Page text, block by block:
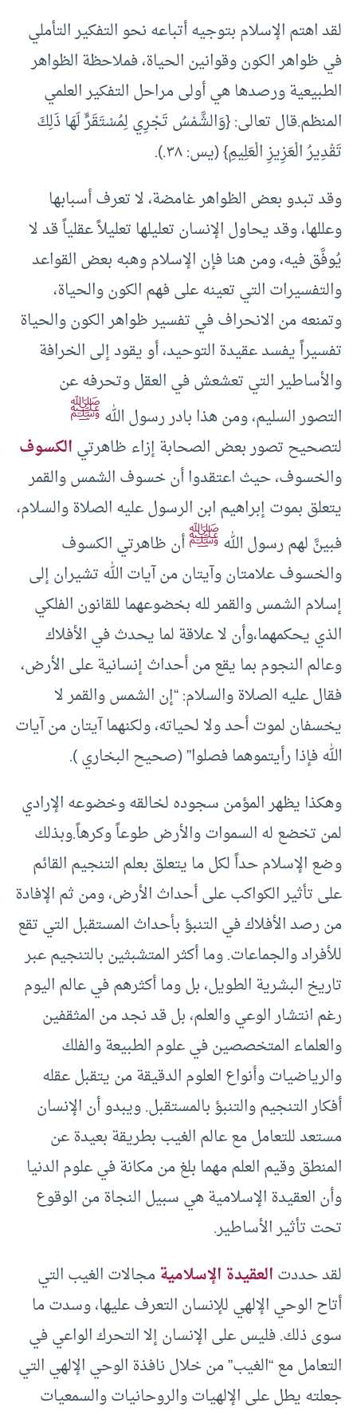
لقد اهتم الإسلام بتوجيه أتباعه نحو التفكير التأملي
في ظواهر الكون وقوانين الحياة، فملاحظة الظواهر
الطبيعية ورصدها هي أولى مراحل التفكير العلمي
المنظم.قال تعالى: {وَالشَّمْسُ تَجْرِي لِمُسْتَقَرٍّ لَهَا ذَلِكَ
تَقْدِيرُ الْعَزِيزِ الْعَلِيمِ} (يس: ٣٨.).
وقد تبدو بعض الظواهر غامضة، لا تعرف أسبابها
وعللها، وقد يحاول الإنسان تعليلها تعليلاً عقلياً قد لا
يُوفَّق فيه، ومن هنا فإن الإسلام وهبه بعض القواعد
والتفسيرات التي تعينه على فهم الكون والحياة،
وتمنعه من الانحراف في تفسير ظواهر الكون والحياة
تفسيراً يفسد عقيدة التوحيد، أو يقود إلى الخرافة
والأساطير التي تعشعش في العقل وتحرفه عن
التصور السليم، ومن هذا بادر رسول اللهﷺ
لتصحيح تصور بعض الصحابة إزاء ظاهرتيالكسوف
والخسوف، حيث اعتقدوا أن خسوف الشمس والقمر
يتعلق بموت إبراهيم ابن الرسول عليه الصلاة والسلام،
فبينَّ لهم رسول اللهﷺأن ظاهرتي الكسوف
والخسوف علامتان وآيتان من آيات الله تشيران إلى
إسلام الشمس والقمر لله بخضوعهما للقانون الفلكي
الذي يحكمهما،وأن لا علاقة لما يحدث في الأفلاك
وعالم النجوم بما يقع من أحداث إنسانية على الأرض،
فقال عليه الصلاة والسلام: “إن الشمس والقمر لا
يخسفان لموت أحد ولا لحياته، ولكنهما آيتان من آيات
الله فإذا رأيتموهما فصلوا” (صحيح البخاري ).
وهكذا يظهر المؤمن سجوده لخالقه وخضوعه الإرادي
لمن تخضع له السموات والأرض طوعاً وكرهاً.وبذلك
وضع الإسلام حداً لكل ما يتعلق بعلم التنجيم القائم
على تأثير الكواكب على أحداث الأرض، ومن ثم الإفادة
من رصد الأفلاك في التنبؤ بأحداث المستقبل التي تقع
للأفراد والجماعات. وما أكثر المتشبثين بالتنجيم عبر
تاريخ البشرية الطويل، بل وما أكثرهم في عالم اليوم
رغم انتشار الوعي والعلم، بل قد نجد من المثقفين
والعلماء المتخصصين في علوم الطبيعة والفلك
والرياضيات وأنواع العلوم الدقيقة من يتقبل عقله
أفكار التنجيم والتنبؤ بالمستقبل. ويبدو أن الإنسان
مستعد للتعامل مع عالم الغيب بطريقة بعيدة عن
المنطق وقيم العلم مهما بلغ من مكانة في علوم الدنيا
وأن العقيدة الإسلامية هي سبيل النجاة من الوقوع
تحت تأثير الأساطير.
لقد حددتالعقيدة الإسلاميةمجالات الغيب التي
أتاح الوحي الإلهي للإنسان التعرف عليها، وسدت ما
سوى ذلك. فليس على الإنسان إلا التحرك الواعي في
التعامل مع “الغيب” من خلال نافذة الوحي الإلهي التي
جعلته يطل على الإلهيات والروحانيات والسمعيات